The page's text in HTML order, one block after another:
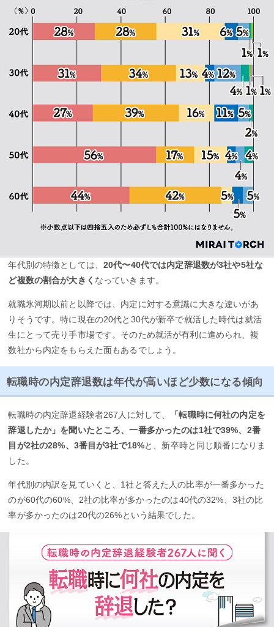
年代別の特徴としては、20代〜40代では内定辞退数が3社や5社な
ど複数の割合が大きく なっていきます。
就職氷河期以前と以降では、内定に対する意識に大きな違いがあ
りそうです。特に現在の20代と30代が新卒で就活した時代は就活
生にとって売り手市場です。そのため就活が有利に進められ、複
数社から内定をもらえた面もあるでしょう。
転職時の内定辞退数は年代が高いほど少数になる傾向
転職時の内定辞退経験者267人に対して、
「転職時に何社の内定を
辞退したか」を聞いたところ、一番多かったのは1社で39%、2番
目が2社の28%、3番目が3社で18%と、新卒時と同じ順番になりま
した。
年代別の内訳を見ていくと、1社と答えた人の比率が一番多かった
のが60代の60%、2社の比率が多かったのは40代の32%、3社の比
率が多かったのは20代の26%という結果でした。